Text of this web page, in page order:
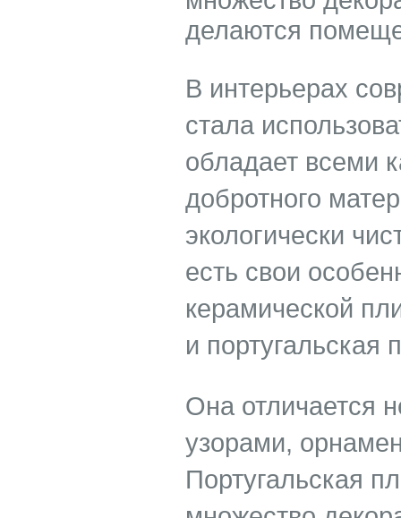
делаются
В интерьерах
стала
обладает всеми
добротного
экологически
есть свои
керамической
и португальская
Она отличается
узорами,
Португальская